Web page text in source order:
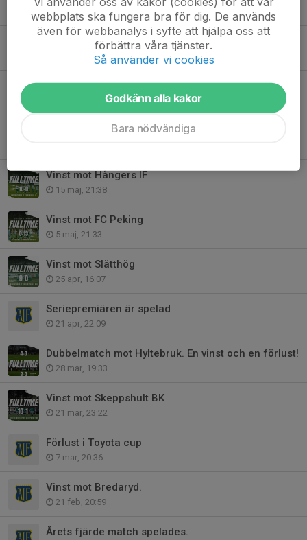
9 jun, 21:30
Vinst mot Forsheda
2 jun, 21:35
Vinst mot Moheda
23 maj, 16:02
Vinst mot FK Gislaved PG
Vinst mot Hångers IF
15 maj, 21:38
Vinst mot FC Peking
5 maj, 21:33
Vinst mot Slätthög
25 apr, 16:07
Seriepremiären är spelad
21 apr, 22:09
Dubbelmatch mot Hyltebruk. En vinst och en förlust!
28 mar, 19:33
Vinst mot Skeppshult BK
21 mar, 23:22
Förlust i Toyota cup
7 mar, 20:36
Vinst mot Bredaryd.
21 feb, 20:59
Årets fjärde match spelades.
webbplats ska fungera bra för dig. De används
även för webbanalys i syfte att hjälpa oss att
förbättra våra tjänster.
Så använder vi cookies
Godkänn alla kakor
Bara nödvändiga